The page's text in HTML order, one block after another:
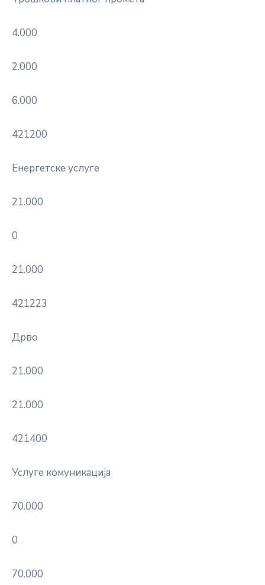
4.000
2.000
6.000
421200
Енергетске услуге
21.000
0
21.000
421223
Дрво
21.000
21.000
421400
Услуге комуникација
70.000
0
70.000